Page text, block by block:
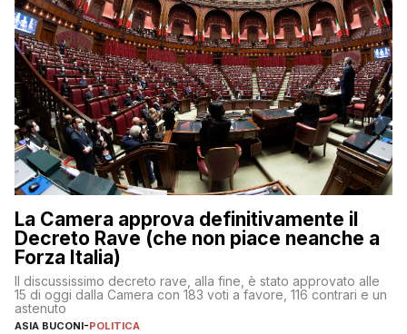
La Camera approva definitivamente il
Decreto Rave (che non piace neanche a
Forza Italia)
Il discussissimo decreto rave, alla fine, è stato approvato alle
15 di oggi dalla Camera con 183 voti a favore, 116 contrari e un
astenuto
ASIA BUCONI-POLITICA